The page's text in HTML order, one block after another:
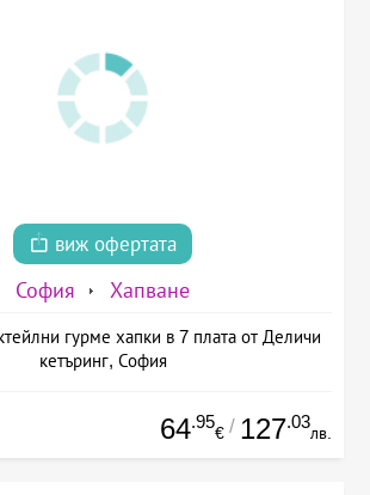
виж офертата
София Хапване
гурме хапки в 7 плата от Деличи
кетъринг, София
64.95
€ / 127.03
лв.